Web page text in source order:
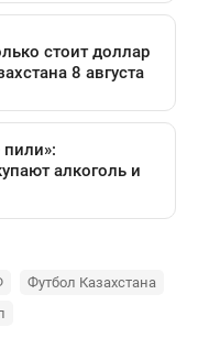
Футбол Казахстана